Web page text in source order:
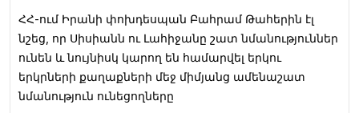
ՀՀ-ում Իրանի փոխդեսպան Բահրամ Թահերին էլ
նշեց, որ Սիսիանն ու Լահիջանը շատ նմանություններ
ունեն և նույնիսկ կարող են համարվել երկու
երկրների քաղաքների մեջ միմյանց ամենաշատ
նմանություն ունեցողները